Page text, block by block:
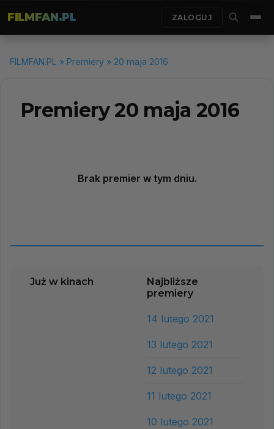
FILMFAN.PL ZALOGUJ
FILMFAN.PL » Premiery » 20 maja 2016
Premiery 20 maja 2016
Brak premier w tym dniu.
Już w kinach
Najbliższe
premiery
14 lutego 2021
13 lutego 2021
12 lutego 2021
11 lutego 2021
10 lutego 2021